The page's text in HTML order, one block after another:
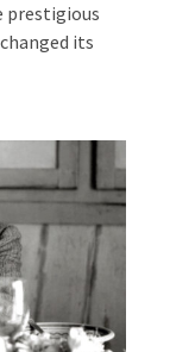
prestigious
its